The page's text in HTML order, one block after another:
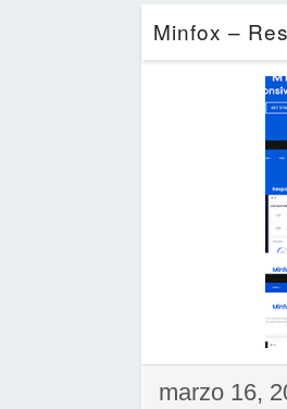
marzo 16,